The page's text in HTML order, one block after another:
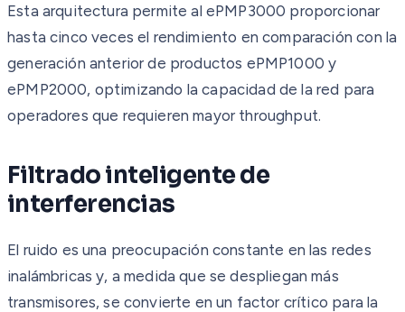
Esta arquitectura permite al ePMP3000 proporcionar
hasta cinco veces el rendimiento en comparación con la
generación anterior de productos ePMP1000 y
ePMP2000, optimizando la capacidad de la red para
operadores que requieren mayor throughput.
Filtrado inteligente de
interferencias
El ruido es una preocupación constante en las redes
inalámbricas y, a medida que se despliegan más
transmisores, se convierte en un factor crítico para la